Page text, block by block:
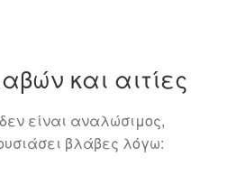
και αιτίες
είναι αναλώσιμος,
βλάβες λόγω: